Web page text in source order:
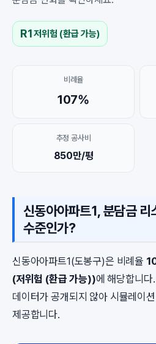
R1저위험 (환급 가능)
비례율
107%
추정 공사비
850만/평
신동아아파트1, 분담금 리
수준인가?
신동아아파트1(도봉구)은 비례율
(저위험 (환급 가능))에 해당합니다
데이터가 공개되지 않아 시뮬레이
제공합니다.